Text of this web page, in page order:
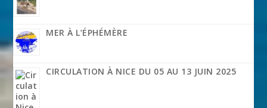
MER À L’ÉPHÉMÈRE
CIRCULATION À NICE DU 05 AU 13 JUIN 2025